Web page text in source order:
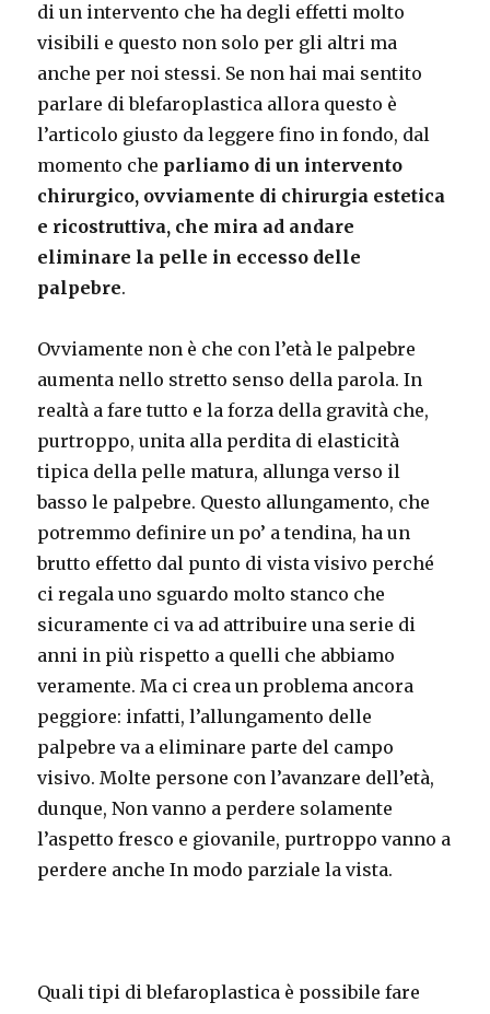
di un intervento che ha degli effetti molto
visibili e questo non solo per gli altri ma
anche per noi stessi. Se non hai mai sentito
parlare di blefaroplastica allora questo è
l’articolo giusto da leggere fino in fondo, dal
momento che parliamo di un intervento
chirurgico, ovviamente di chirurgia estetica
e ricostruttiva, che mira ad andare
eliminare la pelle in eccesso delle
palpebre.
Ovviamente non è che con l’età le palpebre
aumenta nello stretto senso della parola. In
realtà a fare tutto e la forza della gravità che,
purtroppo, unita alla perdita di elasticità
tipica della pelle matura, allunga verso il
basso le palpebre. Questo allungamento, che
potremmo definire un po’ a tendina, ha un
brutto effetto dal punto di vista visivo perché
ci regala uno sguardo molto stanco che
sicuramente ci va ad attribuire una serie di
anni in più rispetto a quelli che abbiamo
veramente. Ma ci crea un problema ancora
peggiore: infatti, l’allungamento delle
palpebre va a eliminare parte del campo
visivo. Molte persone con l’avanzare dell’età,
dunque, Non vanno a perdere solamente
l’aspetto fresco e giovanile, purtroppo vanno a
perdere anche In modo parziale la vista.
Quali tipi di blefaroplastica è possibile fare